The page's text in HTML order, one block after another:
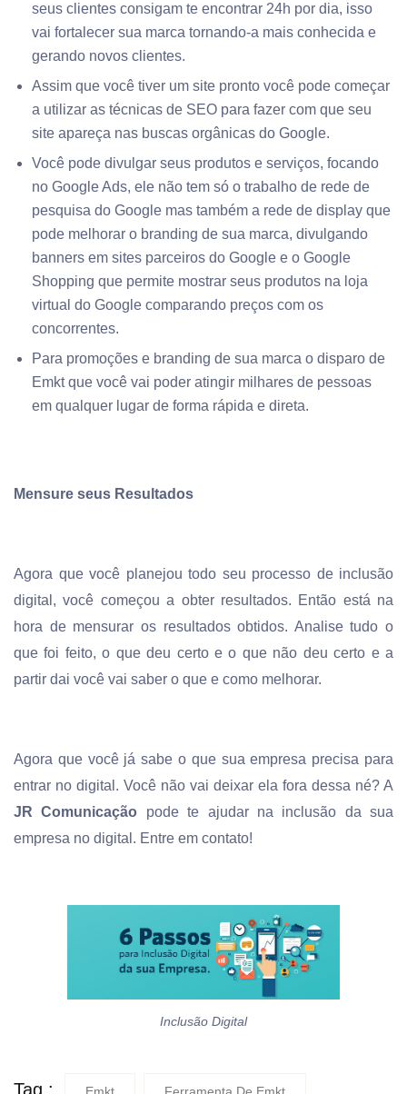
seus clientes consigam te encontrar 24h por dia, isso
vai fortalecer sua marca tornando-a mais conhecida e
gerando novos clientes.
Assim que você tiver um site pronto você pode começar
a utilizar as técnicas de SEO para fazer com que seu
site apareça nas buscas orgânicas do Google.
Você pode divulgar seus produtos e serviços, focando
no Google Ads, ele não tem só o trabalho de rede de
pesquisa do Google mas também a rede de display que
pode melhorar o branding de sua marca, divulgando
banners em sites parceiros do Google e o Google
Shopping que permite mostrar seus produtos na loja
virtual do Google comparando preços com os
concorrentes.
Para promoções e branding de sua marca o disparo de
Emkt que você vai poder atingir milhares de pessoas
em qualquer lugar de forma rápida e direta.
Mensure seus Resultados
Agora que você planejou todo seu processo de inclusão
digital, você começou a obter resultados. Então está na
hora de mensurar os resultados obtidos. Analise tudo o
que foi feito, o que deu certo e o que não deu certo e a
partir dai você vai saber o que e como melhorar.
Agora que você já sabe o que sua empresa precisa para
entrar no digital. Você não vai deixar ela fora dessa né? A
JR Comunicação pode te ajudar na inclusão da sua
empresa no digital. Entre em contato!
Inclusão Digital
Tag :